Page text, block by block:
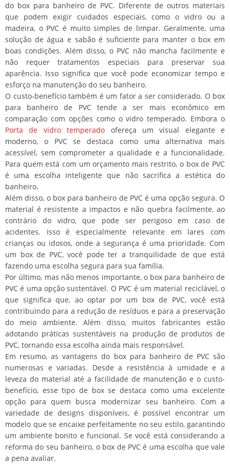
do box para banheiro de PVC. Diferente de outros materiais
que podem exigir cuidados especiais, como o vidro ou a
madeira, o PVC é muito simples de limpar. Geralmente, uma
solução de água e sabão é suficiente para manter o box em
boas condições. Além disso, o PVC não mancha facilmente e
não requer tratamentos especiais para preservar sua
aparência. Isso significa que você pode economizar tempo e
esforço na manutenção do seu banheiro.
O custo-benefício também é um fator a ser considerado. O box
para banheiro de PVC tende a ser mais econômico em
comparação com opções como o vidro temperado. Embora o
Porta de vidro temperado ofereça um visual elegante e
moderno, o PVC se destaca como uma alternativa mais
acessível, sem comprometer a qualidade e a funcionalidade.
Para quem está com um orçamento mais restrito, o box de PVC
é uma escolha inteligente que não sacrifica a estética do
banheiro.
Além disso, o box para banheiro de PVC é uma opção segura. O
material é resistente a impactos e não quebra facilmente, ao
contrário do vidro, que pode ser perigoso em caso de
acidentes. Isso é especialmente relevante em lares com
crianças ou idosos, onde a segurança é uma prioridade. Com
um box de PVC, você pode ter a tranquilidade de que está
fazendo uma escolha segura para sua família.
Por último, mas não menos importante, o box para banheiro de
PVC é uma opção sustentável. O PVC é um material reciclável, o
que significa que, ao optar por um box de PVC, você está
contribuindo para a redução de resíduos e para a preservação
do meio ambiente. Além disso, muitos fabricantes estão
adotando práticas sustentáveis na produção de produtos de
PVC, tornando essa escolha ainda mais responsável.
Em resumo, as vantagens do box para banheiro de PVC são
numerosas e variadas. Desde a resistência à umidade e a
leveza do material até a facilidade de manutenção e o custo-
benefício, esse tipo de box se destaca como uma excelente
opção para quem busca modernizar seu banheiro. Com a
variedade de designs disponíveis, é possível encontrar um
modelo que se encaixe perfeitamente no seu estilo, garantindo
um ambiente bonito e funcional. Se você está considerando a
reforma do seu banheiro, o box de PVC é uma escolha que vale
a pena avaliar.